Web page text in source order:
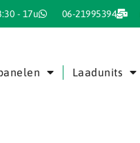
- 17u 06-21995394
Laadunits